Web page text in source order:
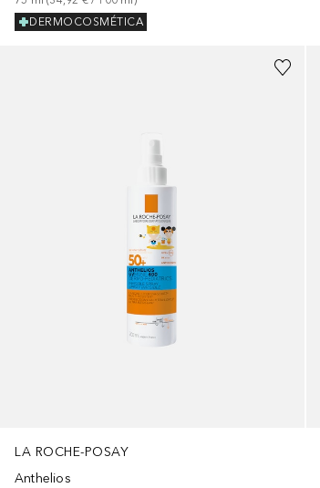
DERMOCOSMÉTICA
LA ROCHE-POSAY
Anthelios